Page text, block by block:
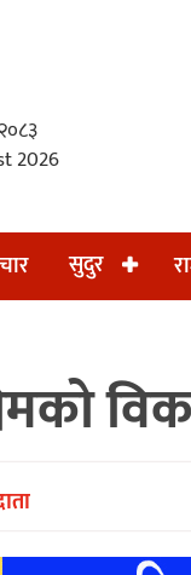
2026
सुदुर